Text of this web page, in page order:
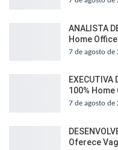
ANALISTA
Home Office
7 de agosto de
100% Home
7 de agosto de
Oferece